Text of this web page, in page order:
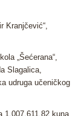
Kranjčević“,
„Šećerana“,
Slagalica,
udruga učeničkog
1.007.611,82 kuna